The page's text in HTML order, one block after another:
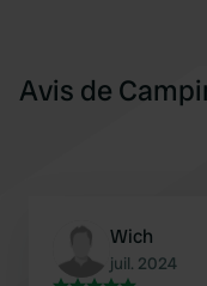
Avis de
Wich
juil. 2024